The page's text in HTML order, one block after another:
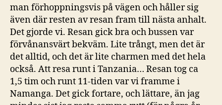
man förhoppningsvis på vägen och håller sig
även där resten av resan fram till nästa anhalt.
Det gjorde vi. Resan gick bra och bussen var
förvånansvärt bekväm. Lite trångt, men det är
det alltid, och det är lite charmen med det hela
också. Att resa runt i Tanzania… Resan tog ca
1,5 tim och runt 11-tiden var vi framme i
Namanga. Det gick fortare, och lättare, än jag